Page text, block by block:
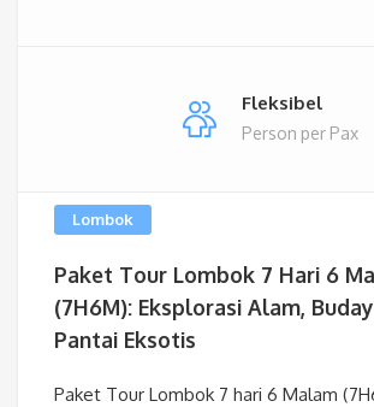
Fleksibel
Person per Pax
Lombok
Paket Tour Lombok 7 Hari 6
(7H6M): Eksplorasi Alam,
Pantai Eksotis
Paket Tour Lombok 7 hari 6 Malam